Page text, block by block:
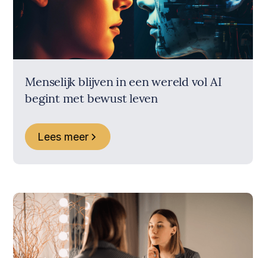
Menselijk blijven in een wereld vol AI
begint met bewust leven
Lees meer